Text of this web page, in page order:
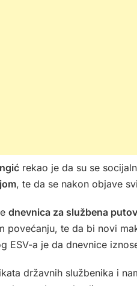
rekao je da su se
, te da se nakon objave
dnevnica za službena
povećanju, te da bi novi
ESV-a je da dnevnice
državnih službenika i